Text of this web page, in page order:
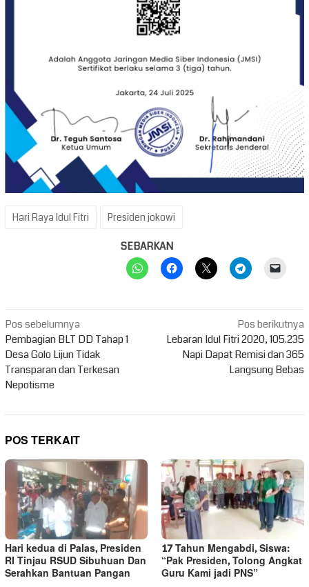
Hari Raya Idul Fitri Presiden jokowi
SEBARKAN
Navigasi
pos
Pos sebelumnya
Pembagian BLT DD Tahap 1
Desa Golo Lijun Tidak
Transparan dan Terkesan
Nepotisme
Pos berikutnya
Lebaran Idul Fitri 2020, 105.235
Napi Dapat Remisi dan 365
Langsung Bebas
POS TERKAIT
Hari kedua di Palas, Presiden
RI Tinjau RSUD Sibuhuan Dan
Serahkan Bantuan Pangan
17 Tahun Mengabdi, Siswa:
“Pak Presiden, Tolong Angkat
Guru Kami jadi PNS”